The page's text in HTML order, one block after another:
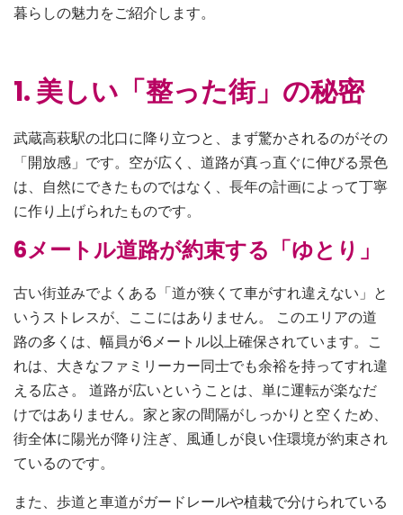
暮らしの魅力をご紹介します。
1. 美しい「整った街」の秘密
武蔵高萩駅の北口に降り立つと、まず驚かされるのがその
「開放感」です。空が広く、道路が真っ直ぐに伸びる景色
は、自然にできたものではなく、長年の計画によって丁寧
に作り上げられたものです。
6メートル道路が約束する「ゆとり」
古い街並みでよくある「道が狭くて車がすれ違えない」と
いうストレスが、ここにはありません。 このエリアの道
路の多くは、幅員が6メートル以上確保されています。こ
れは、大きなファミリーカー同士でも余裕を持ってすれ違
える広さ。 道路が広いということは、単に運転が楽なだ
けではありません。家と家の間隔がしっかりと空くため、
街全体に陽光が降り注ぎ、風通しが良い住環境が約束され
ているのです。
また、歩道と車道がガードレールや植栽で分けられている